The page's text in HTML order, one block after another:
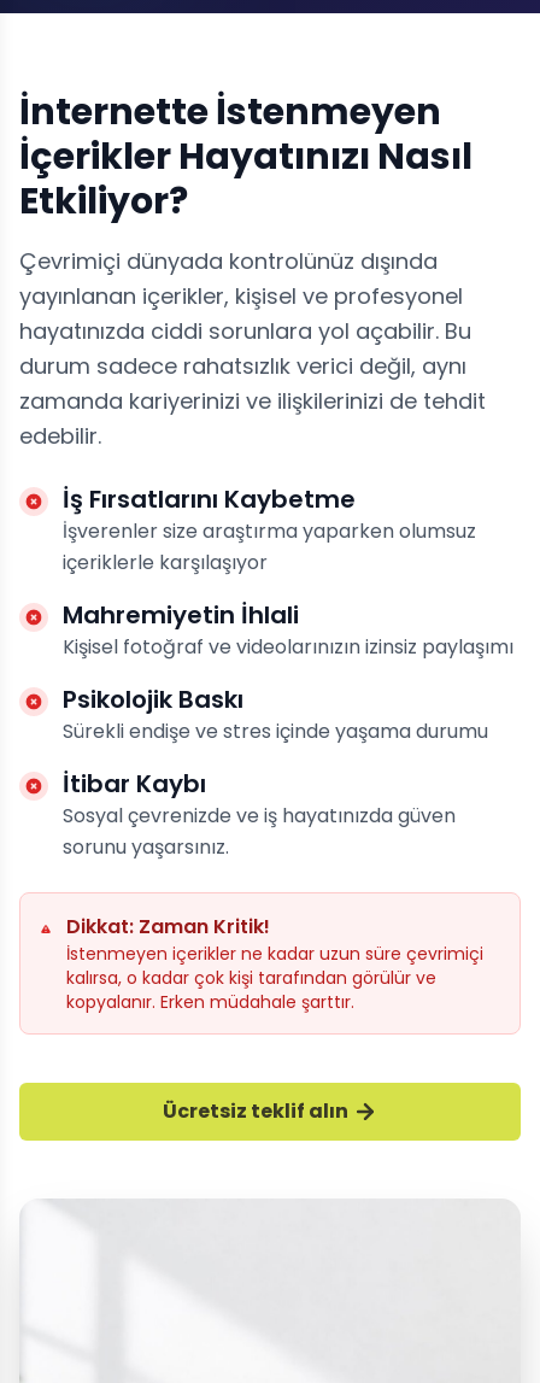
İnternette İstenmeyen
İçerikler Hayatınızı Nasıl
Etkiliyor?
Çevrimiçi dünyada kontrolünüz dışında
yayınlanan içerikler, kişisel ve profesyonel
hayatınızda ciddi sorunlara yol açabilir. Bu
durum sadece rahatsızlık verici değil, aynı
zamanda kariyerinizi ve ilişkilerinizi de tehdit
edebilir.
İş Fırsatlarını Kaybetme
İşverenler size araştırma yaparken olumsuz
içeriklerle karşılaşıyor
Mahremiyetin İhlali
Kişisel fotoğraf ve videolarınızın izinsiz paylaşımı
Psikolojik Baskı
Sürekli endişe ve stres içinde yaşama durumu
İtibar Kaybı
Sosyal çevrenizde ve iş hayatınızda güven
sorunu yaşarsınız.
Dikkat: Zaman Kritik!
İstenmeyen içerikler ne kadar uzun süre çevrimiçi
kalırsa, o kadar çok kişi tarafından görülür ve
kopyalanır. Erken müdahale şarttır.
Ücretsiz teklif alın